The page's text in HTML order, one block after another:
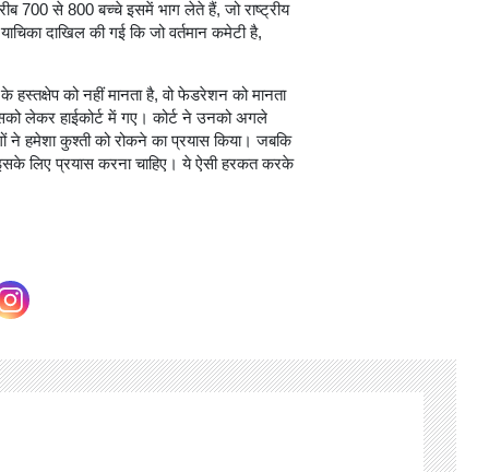
700 से 800 बच्चे इसमें भाग लेते हैं, जो राष्ट्रीय
दाखिल की गई कि जो वर्तमान कमेटी है,
को नहीं मानता है, वो फेडरेशन को मानता
लेकर हाईकोर्ट में गए। कोर्ट ने उनको अगले
ने हमेशा कुश्ती को रोकने का प्रयास किया। जबकि
लिए प्रयास करना चाहिए। ये ऐसी हरकत करके